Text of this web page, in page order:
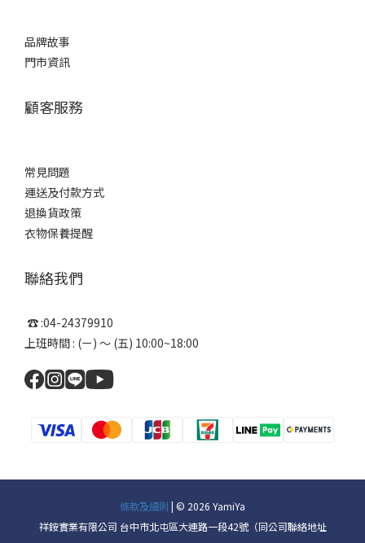
品牌故事
門市資訊
顧客服務
常見問題
運送及付款方式
退換貨政策
衣物保養提醒
聯絡我們
☎ :04-24379910
上班時間 : (ㄧ) ～ (五) 10:00~18:00
條款及細則 | © 2026 YamiYa
祥銨實業有限公司 台中市北屯區大連路一段42號（同公司聯絡地址